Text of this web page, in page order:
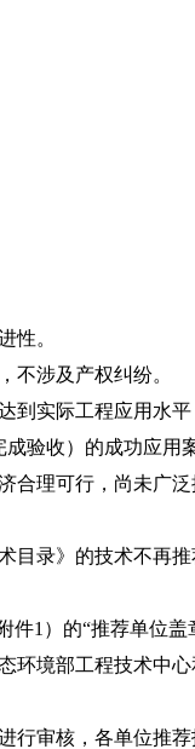
性。
涉及产权纠纷。
实际工程应用水平
验收）的成功应用
理可行，尚未广泛
录》的技术不再推
1）的“推荐单位盖
环境部工程技术中
审核，各单位推荐